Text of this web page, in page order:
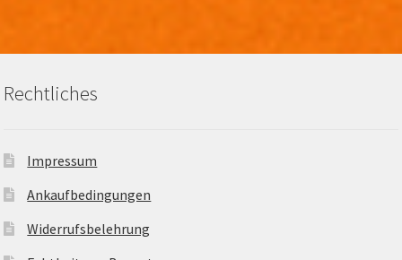
Rechtliches
Impressum
Ankaufbedingungen
Widerrufsbelehrung